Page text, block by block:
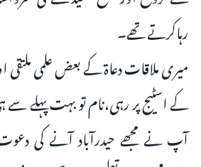
رہاکرتے تھے۔
میری ملاقات دعاۃ کے بعض علمی ملتقی
کے اسٹیج پر رہی،نام تو بہت پہلے سے
آپ نے مجھے حیدرآباد آنے کی